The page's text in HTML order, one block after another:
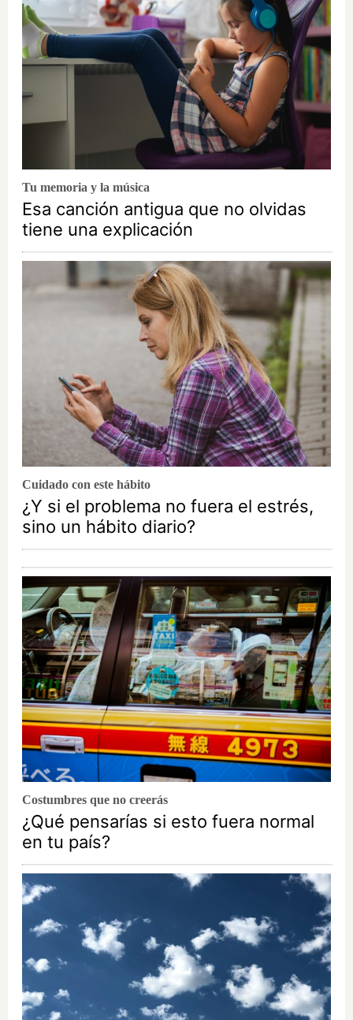
Tu memoria y la música
Esa canción antigua que no olvidas
tiene una explicación
Cuidado con este hábito
¿Y si el problema no fuera el estrés,
sino un hábito diario?
Costumbres que no creerás
¿Qué pensarías si esto fuera normal
en tu país?